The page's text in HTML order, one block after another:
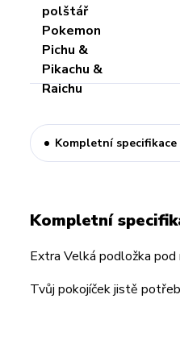
Kompletní specifikace
Kompletní
Extra Velká podložka pod
Tvůj pokojíček jistě